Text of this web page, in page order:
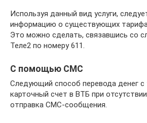
Используя данный вид услуги,
информацию о существующих
Это можно сделать, связавшись со
Теле2 по номеру 611.
С помощью СМС
Следующий способ перевода денег с
карточный счет в ВТБ при
отправка СМС-сообщения.